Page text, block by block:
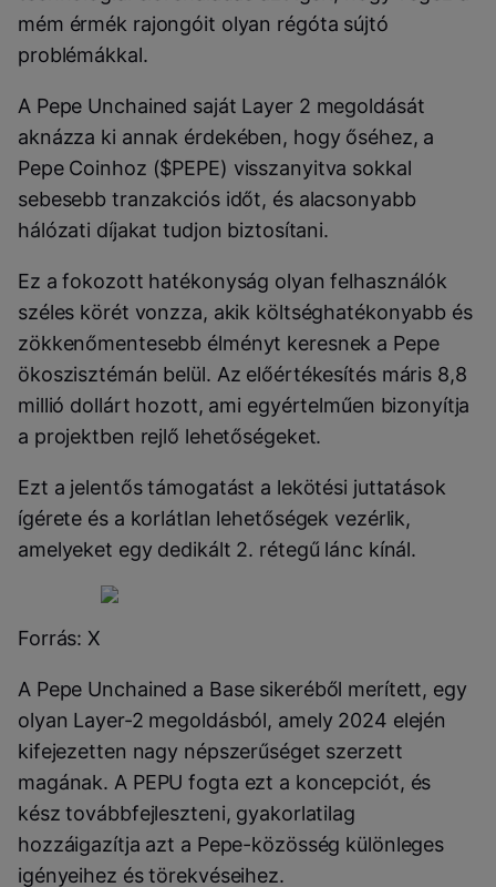
mém érmék rajongóit olyan régóta sújtó
problémákkal.
A Pepe Unchained saját Layer 2 megoldását
aknázza ki annak érdekében, hogy őséhez, a
Pepe Coinhoz ($PEPE) visszanyitva sokkal
sebesebb tranzakciós időt, és alacsonyabb
hálózati díjakat tudjon biztosítani.
Ez a fokozott hatékonyság olyan felhasználók
széles körét vonzza, akik költséghatékonyabb és
zökkenőmentesebb élményt keresnek a Pepe
ökoszisztémán belül. Az előértékesítés máris 8,8
millió dollárt hozott, ami egyértelműen bizonyítja
a projektben rejlő lehetőségeket.
Ezt a jelentős támogatást a lekötési juttatások
ígérete és a korlátlan lehetőségek vezérlik,
amelyeket egy dedikált 2. rétegű lánc kínál.
Forrás: X
A Pepe Unchained a Base sikeréből merített, egy
olyan Layer-2 megoldásból, amely 2024 elején
kifejezetten nagy népszerűséget szerzett
magának. A PEPU fogta ezt a koncepciót, és
kész továbbfejleszteni, gyakorlatilag
hozzáigazítja azt a Pepe-közösség különleges
igényeihez és törekvéseihez.